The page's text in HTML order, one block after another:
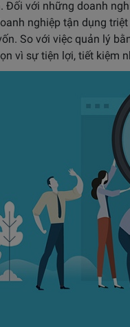
Đối với những doanh
nghiệp tận dụng
So với việc quản lý
vì sự tiện lợi, tiết kiệm